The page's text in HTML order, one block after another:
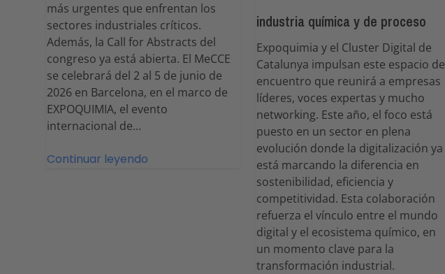
más urgentes que enfrentan los
sectores industriales críticos.
Además, la Call for Abstracts del
congreso ya está abierta. El MeCCE
se celebrará del 2 al 5 de junio de
2026 en Barcelona, ​​en el marco de
EXPOQUIMIA, el evento
internacional de…
Continuar leyendo
industria química y de proceso
Expoquimia y el Cluster Digital de
Catalunya impulsan este espacio de
encuentro que reunirá a empresas
líderes, voces expertas y mucho
networking. Este año, el foco está
puesto en un sector en plena
evolución donde la digitalización ya
está marcando la diferencia en
sostenibilidad, eficiencia y
competitividad. Esta colaboración
refuerza el vínculo entre el mundo
digital y el ecosistema químico, en
un momento clave para la
transformación industrial.